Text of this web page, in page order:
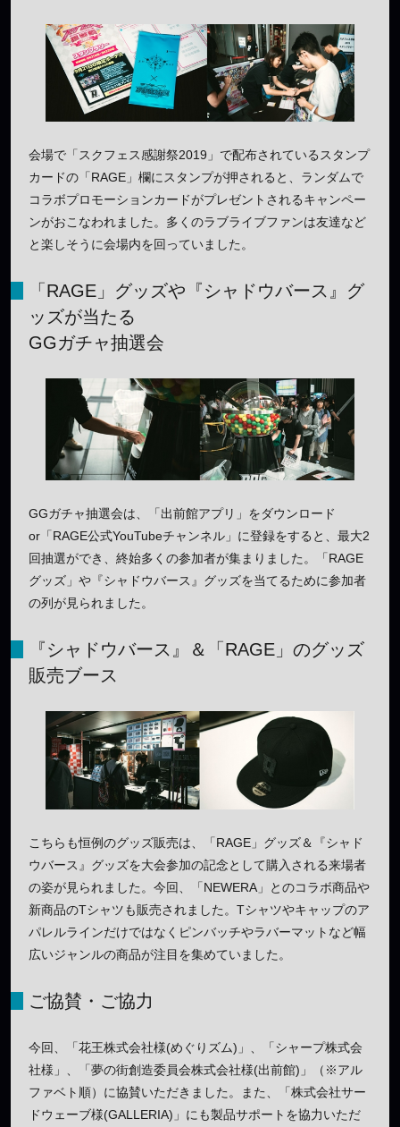
会場で「スクフェス感謝祭2019」で配布されているスタンプ
カードの「RAGE」欄にスタンプが押されると、ランダムで
コラボプロモーションカードがプレゼントされるキャンペー
ンがおこなわれました。多くのラブライブファンは友達など
と楽しそうに会場内を回っていました。
「RAGE」グッズや『シャドウバース』グ
ッズが当たる
GGガチャ抽選会
GGガチャ抽選会は、「出前館アプリ」をダウンロード
or「RAGE公式YouTubeチャンネル」に登録をすると、最大2
回抽選ができ、終始多くの参加者が集まりました。「RAGE
グッズ」や『シャドウバース』グッズを当てるために参加者
の列が見られました。
『シャドウバース』＆「RAGE」のグッズ
販売ブース
こちらも恒例のグッズ販売は、「RAGE」グッズ＆『シャド
ウバース』グッズを大会参加の記念として購入される来場者
の姿が見られました。今回、「NEWERA」とのコラボ商品や
新商品のTシャツも販売されました。Tシャツやキャップのア
パレルラインだけではなくピンバッチやラバーマットなど幅
広いジャンルの商品が注目を集めていました。
ご協賛・ご協力
今回、「花王株式会社様(めぐりズム)」、「シャープ株式会
社様」、「夢の街創造委員会株式会社様(出前館)」（※アル
ファベト順）に協賛いただきました。また、「株式会社サー
ドウェーブ様(GALLERIA)」にも製品サポートを協力いただ